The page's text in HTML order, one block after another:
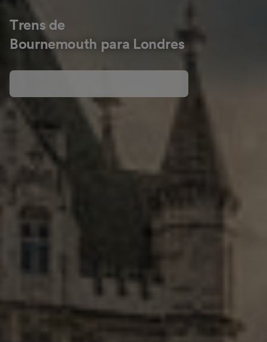
Trens de
Bournemouth para Londres